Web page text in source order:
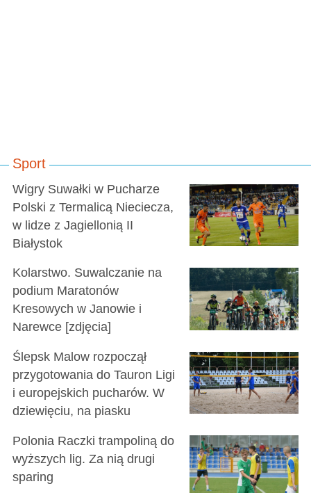
Sport
Wigry Suwałki w Pucharze
Polski z Termalicą Nieciecza,
w lidze z Jagiellonią II
Białystok
Kolarstwo. Suwalczanie na
podium Maratonów
Kresowych w Janowie i
Narewce [zdjęcia]
Ślepsk Malow rozpoczął
przygotowania do Tauron Ligi
i europejskich pucharów. W
dziewięciu, na piasku
Polonia Raczki trampoliną do
wyższych lig. Za nią drugi
sparing